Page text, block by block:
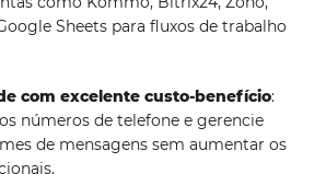
Sheets para fluxos de trabalho
com excelente custo-benefício:
números de telefone e gerencie
de mensagens sem aumentar os